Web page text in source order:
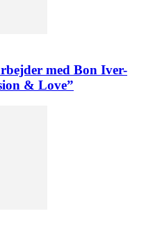
med Bon Iver-
& Love”